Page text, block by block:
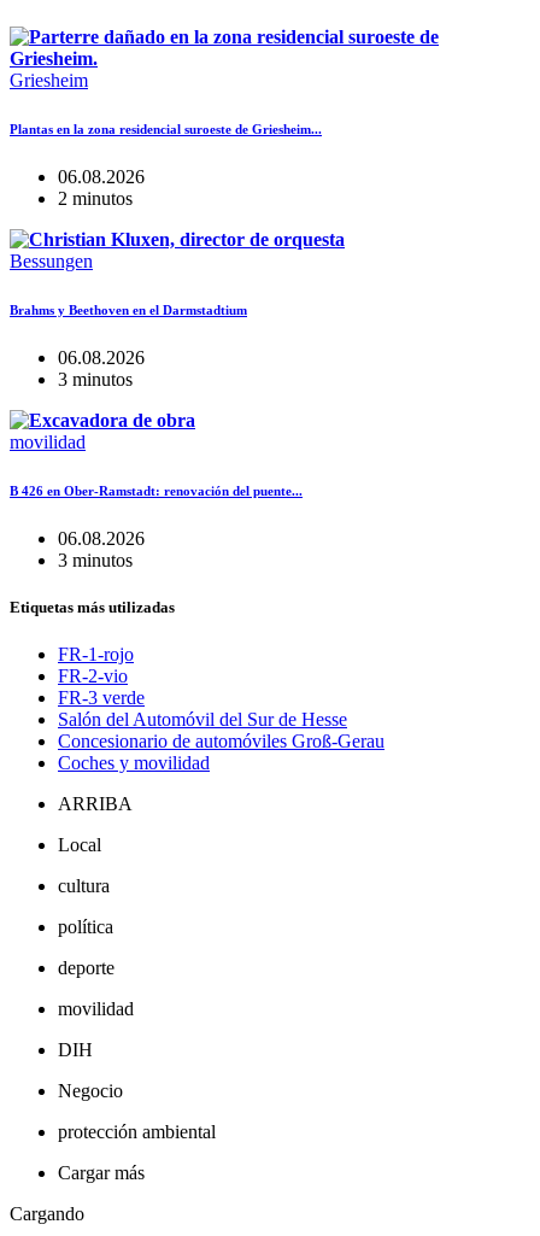
Griesheim
Plantas en la zona residencial suroeste de Griesheim...
06.08.2026
2 minutos
Bessungen
Brahms y Beethoven en el Darmstadtium
06.08.2026
3 minutos
movilidad
B 426 en Ober-Ramstadt: renovación del puente...
06.08.2026
3 minutos
Etiquetas más utilizadas
FR-1-rojo
FR-2-vio
FR-3 verde
Salón del Automóvil del Sur de Hesse
Concesionario de automóviles Groß-Gerau
Coches y movilidad
ARRIBA
Local
cultura
política
deporte
movilidad
DIH
Negocio
protección ambiental
Cargar más
Cargando